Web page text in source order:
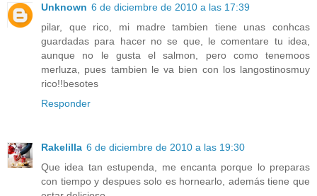
Unknown 6 de diciembre de 2010 a las 17:39
pilar, que rico, mi madre tambien tiene unas conhcas
guardadas para hacer no se que, le comentare tu idea,
aunque no le gusta el salmon, pero como tenemoos
merluza, pues tambien le va bien con los langostinosmuy
rico!!besotes
Responder
Rakelilla 6 de diciembre de 2010 a las 19:30
Que idea tan estupenda, me encanta porque lo preparas
con tiempo y despues solo es hornearlo, además tiene que